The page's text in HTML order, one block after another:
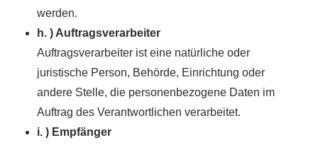
werden.
h. ) Auftragsverarbeiter
Auftragsverarbeiter ist eine natürliche oder
juristische Person, Behörde, Einrichtung oder
andere Stelle, die personenbezogene Daten im
Auftrag des Verantwortlichen verarbeitet.
i. ) Empfänger